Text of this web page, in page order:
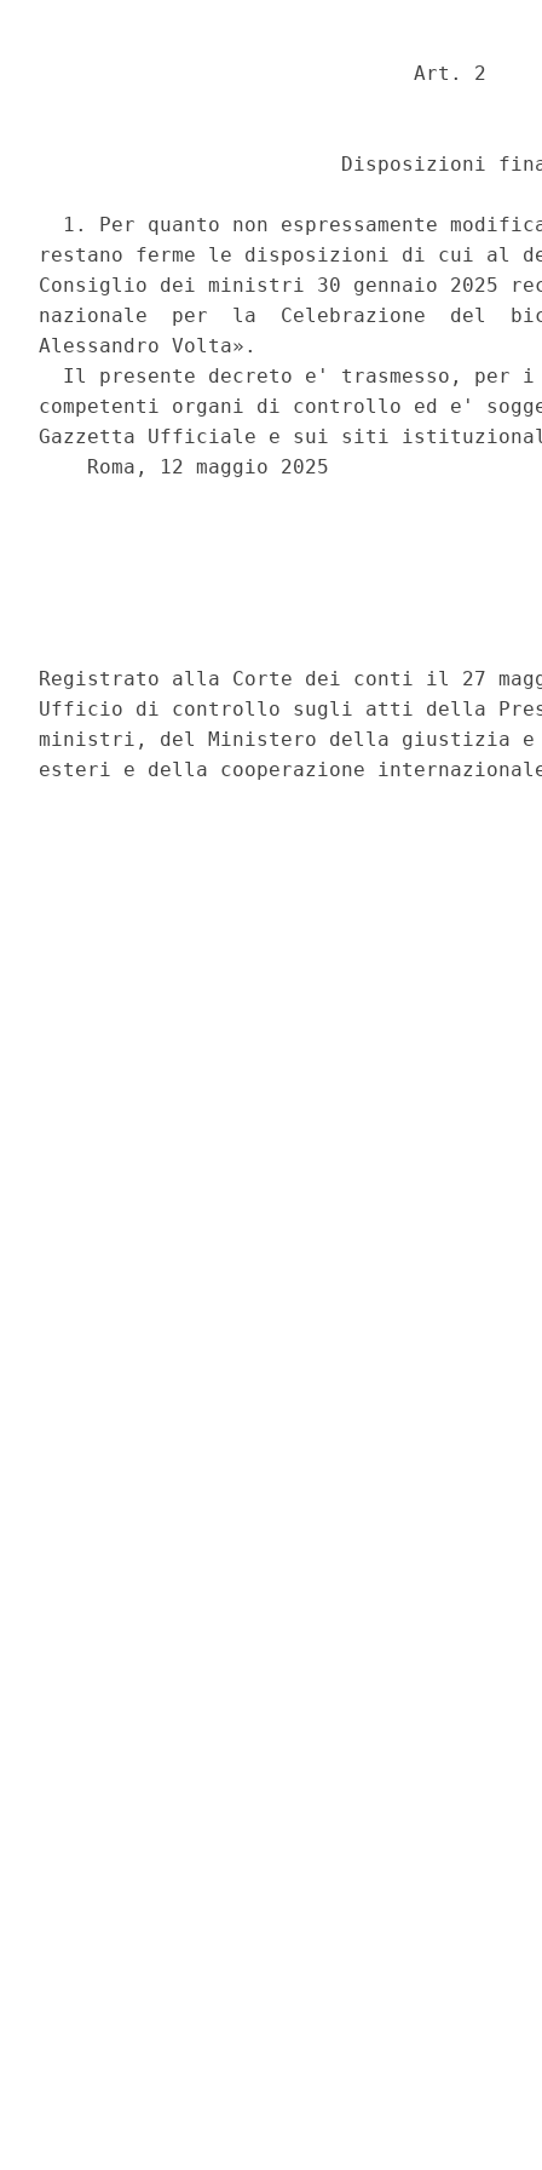
                               Art. 2
Disposizioni
1. Per quanto non espressamente
restano ferme le disposizioni di cui al
Consiglio dei ministri 30 gennaio 2025
nazionale  per  la  Celebrazione  del
Alessandro Volta».
Il presente decreto e' trasmesso, per
competenti organi di controllo ed e'
Gazzetta Ufficiale e sui siti
    Roma, 12 maggio 2025
Registrato alla Corte dei conti il 27
Ufficio di controllo sugli atti della
ministri, del Ministero della giustizia